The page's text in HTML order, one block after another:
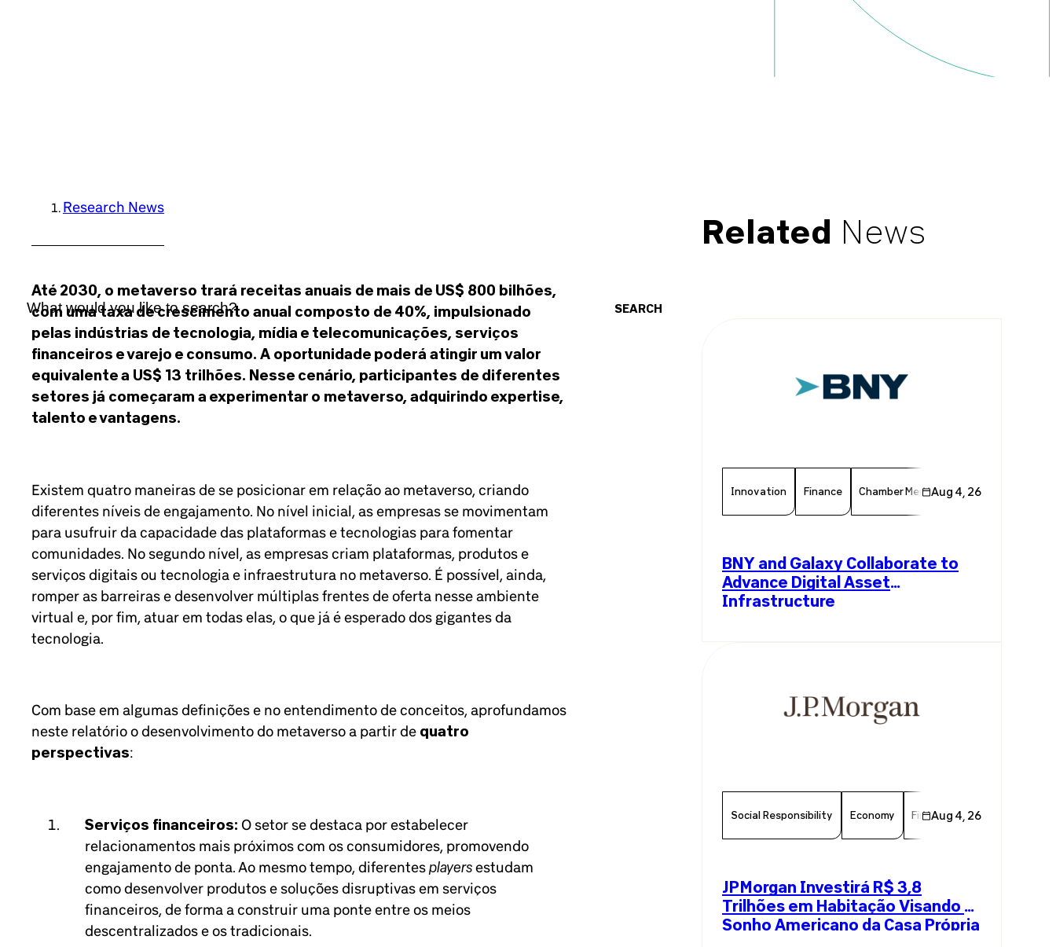
SEARCH
Research News
Até 2030, o metaverso trará receitas anuais de mais de US$ 800 bilhões,
com uma taxa de crescimento anual composto de 40%, impulsionado
pelas indústrias de tecnologia, mídia e telecomunicações, serviços
financeiros e varejo e consumo. A oportunidade poderá atingir um valor
equivalente a US$ 13 trilhões. Nesse cenário, participantes de diferentes
setores já começaram a experimentar o metaverso, adquirindo expertise,
talento e vantagens.
Existem quatro maneiras de se posicionar em relação ao metaverso, criando
diferentes níveis de engajamento. No nível inicial, as empresas se movimentam
para usufruir da capacidade das plataformas e tecnologias para fomentar
comunidades. No segundo nível, as empresas criam plataformas, produtos e
serviços digitais ou tecnologia e infraestrutura no metaverso. É possível, ainda,
romper as barreiras e desenvolver múltiplas frentes de oferta nesse ambiente
virtual e, por fim, atuar em todas elas, o que já é esperado dos gigantes da
tecnologia.
Com base em algumas definições e no entendimento de conceitos, aprofundamos
neste relatório o desenvolvimento do metaverso a partir de quatro
perspectivas:
Serviços financeiros: O setor se destaca por estabelecer
relacionamentos mais próximos com os consumidores, promovendo
engajamento de ponta. Ao mesmo tempo, diferentesplayersestudam
como desenvolver produtos e soluções disruptivas em serviços
financeiros, de forma a construir uma ponte entre os meios
descentralizados e os tradicionais.
Related News
Innovation Finance Chamber Member Member News
Aug 4, 26
BNY and Galaxy Collaborate to
Advance Digital Asset
Infrastructure
Social Responsibility Economy Finance Chamber Member
Aug 4, 26
JPMorgan Investirá R$ 3,8
Trilhões em Habitação Visando o
Sonho Americano da Casa Própria